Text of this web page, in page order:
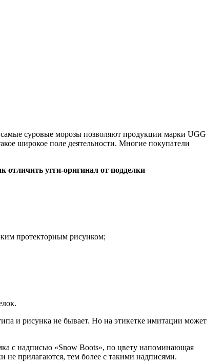
самые суровые морозы позволяют продукции марки UGG
широкое поле деятельности. Многие покупатели
отличить угги-оригинал от подделки
протекторным рисунком;
и рисунка не бывает. Но на этикетке имитации может
с надписью «Snow Boots», по цвету напоминающая
прилагаются, тем более с такими надписями.